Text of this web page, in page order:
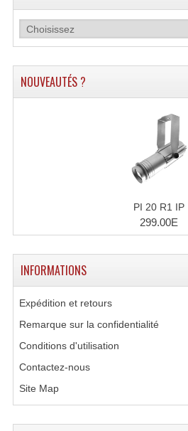
Projecteurs Théatre: Plan
Rampe De
Stroboscopes
Câbles,
Câblage
Câble Rallonge
Câbles Module,
Connectiques,
NOUVEAUTÉS ?
PI 20 R1 IP
299.00E
INFORMATIONS
Expédition et retours
Remarque sur la confidentialité
Conditions d'utilisation
Contactez-nous
Site Map